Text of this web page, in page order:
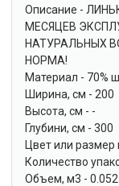
Описание -
МЕСЯЦЕВ
НАТУРАЛЬНЫХ
НОРМА!
Материал - 70%
Ширина, см - 200
Высота, см - -
Глубини, см - 300
Цвет или размер
Количество
Объем, м3 - 0.052